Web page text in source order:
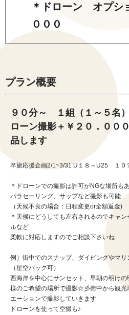
＊ドローン オプシ
０００
プラン概要
９０分～ １組（１～５名
ローン撮影＋￥２０．００
品します
卒旅応援企画2/1~3/31 U１８～U25 １０
＊ドローンでの撮影は許可がNGな場所も
パラセーリング、サップなど撮影も可能
（天候不良の場合：日程変更or全額返金)
＊天候にどうしても左右されるのでキャ
ルなど
柔軟に対応しますのでご相談下さいね
例）街中でのスナップ、ダイビングやマ
（星空バック可）
西海岸を中心にサンセット、早朝の明け
様のご希望の場所で撮影☆彡街中から観光
エーションで撮影していきます
ドローンを使って空撮も♪